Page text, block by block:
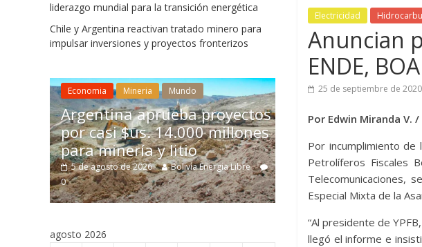
Electricidad
Anuncian
ENDE,
25 de septiembre de 2020
Por Edwin Miranda V.
Por incumplimiento de
Petrolíferos Fiscales
Telecomunicaciones,
Especial Mixta de la
“Al presidente de
llegó el informe e
liderazgo mundial para la transición energética
Chile y Argentina reactivan tratado minero para
impulsar inversiones y proyectos fronterizos
Economia Mineria Mundo
Argentina aprueba proyectos
por casi $us. 14.000 millones
para minería y litio
5 de agosto de 2026
Bolivia Energia Libre
Chile aprueba
económica para
inversión minera y
acelera decisiones
estructurales
5 de agosto de 2026
Bolivia
0
agosto 2026